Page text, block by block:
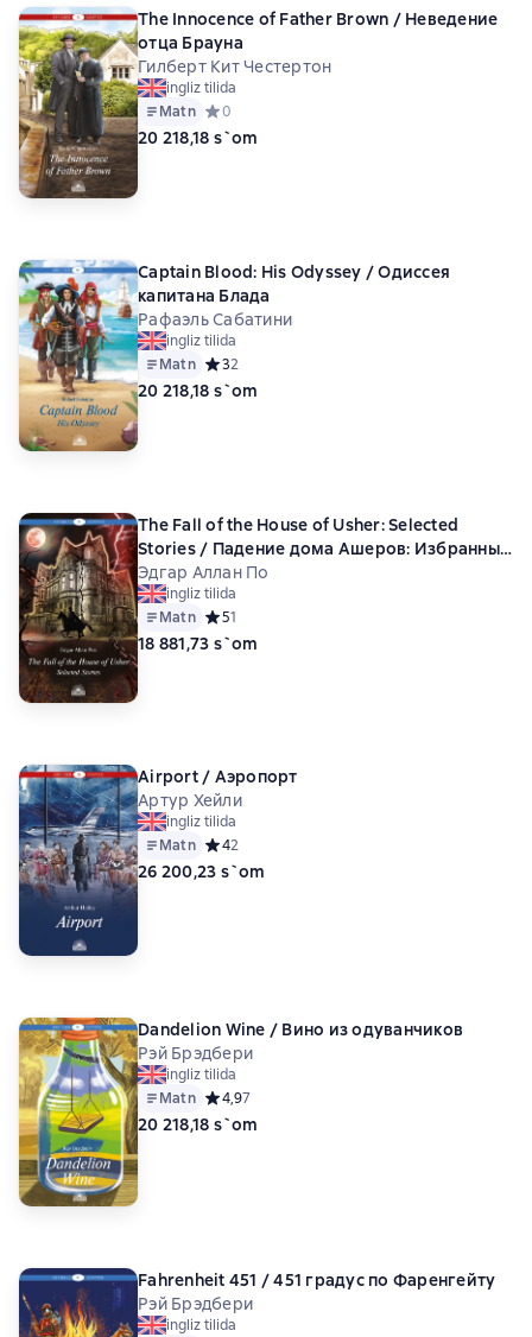
The Innocence of Father Brown / Неведение
отца Брауна
Гилберт Кит Честертон
ingliz tilida
Matn Средний рейтинг 0 на основе 0 оценок
0
20 218,18 s`om
Captain Blood: His Odyssey / Одиссея
капитана Блада
Рафаэль Сабатини
ingliz tilida
Matn Средний рейтинг 3 на основе 2 оценок
32
20 218,18 s`om
The Fall of the House of Usher: Selected
Stories / Падение дома Ашеров: Избранные
рассказы
Эдгар Аллан По
ingliz tilida
Matn Средний рейтинг 5 на основе 1 оценок
51
18 881,73 s`om
Airport / Аэропорт
Артур Хейли
ingliz tilida
Matn Средний рейтинг 4 на основе 2 оценок
42
26 200,23 s`om
Dandelion Wine / Вино из одуванчиков
Рэй Брэдбери
ingliz tilida
Matn Средний рейтинг 4,9 на основе 7 оценок
4,97
20 218,18 s`om
Fahrenheit 451 / 451 градус по Фаренгейту
Рэй Брэдбери
ingliz tilida